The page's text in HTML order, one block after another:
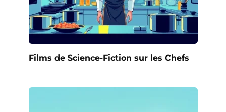
Films de Science-Fiction sur les Chefs